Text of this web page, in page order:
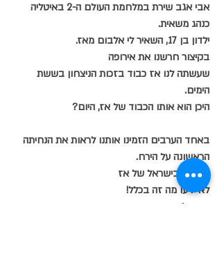
אבי אגב שירת במלחמת העולם ה-2 באיטליה
כנהג משאית.
ילדון בן 17, השאיר לי אלבום מאז.
בקיצור חרשנו את אירופה
שעשתה לנו אז כבוד בזכות הניצחון בששת
הימים.
היכן הוא אותו הכבוד של אז, היום?
באחד הערבים הזמינו אותנו לראות את הנחיתה
הראשונה על הירח.
זכינו כי בישראל של אז
לא ידעו מה זה בכלל!
ואם גלשתי/התפזרתי